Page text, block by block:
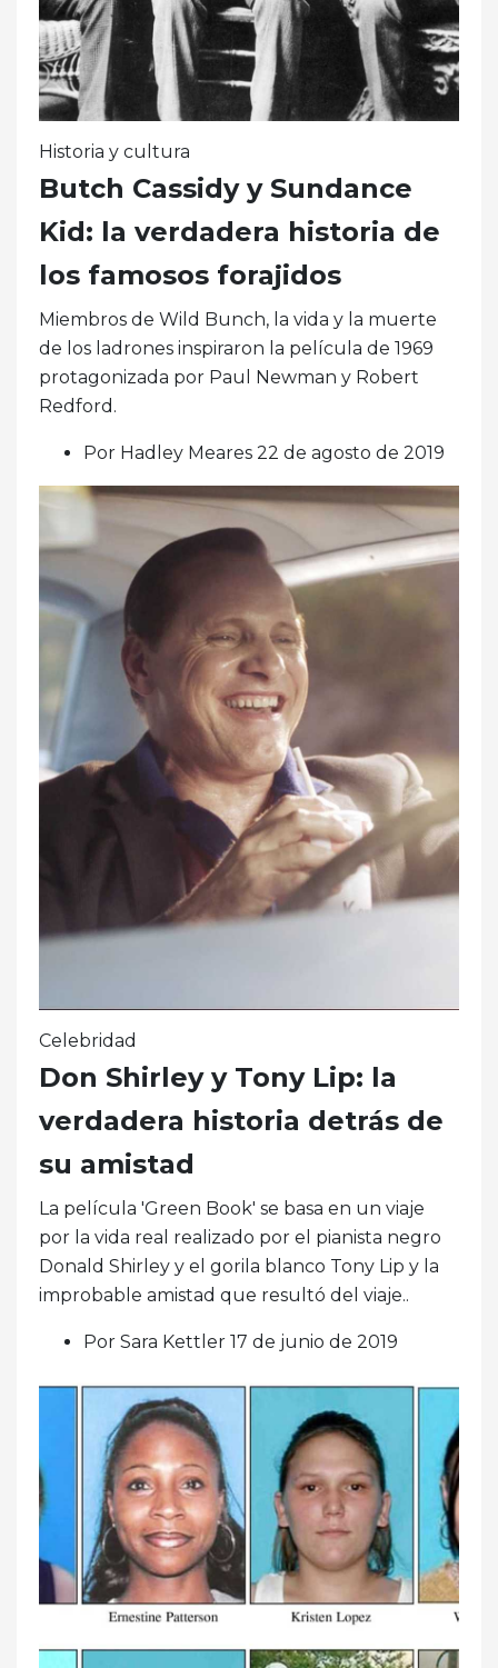
Historia y cultura
Butch Cassidy y Sundance
Kid: la verdadera historia de
los famosos forajidos
Miembros de Wild Bunch, la vida y la muerte
de los ladrones inspiraron la película de 1969
protagonizada por Paul Newman y Robert
Redford.
Por Hadley Meares 22 de agosto de 2019
Celebridad
Don Shirley y Tony Lip: la
verdadera historia detrás de
su amistad
La película 'Green Book' se basa en un viaje
por la vida real realizado por el pianista negro
Donald Shirley y el gorila blanco Tony Lip y la
improbable amistad que resultó del viaje..
Por Sara Kettler 17 de junio de 2019